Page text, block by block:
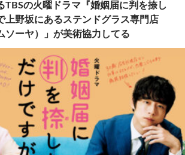
TBSの火曜ドラマ『婚姻届に判を捺し
上野坂にあるステンドグラス専門店
ソーヤ）」が美術協力してる